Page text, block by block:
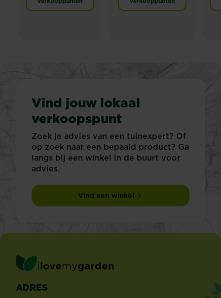
Vind jouw lokaal
verkoopspunt
Zoek je advies van een tuinexpert? Of
op zoek naar een bepaald product? Ga
langs bij een winkel in de buurt voor
advies.
Vind een winkel
ilovemygarden
ADRES